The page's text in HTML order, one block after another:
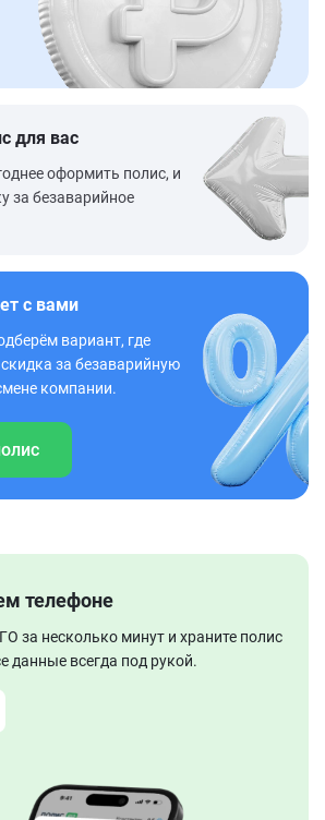
для вас
оформить полис, и
за безаварийное
с вами
вариант, где
за безаварийную
компании.
телефоне
за несколько минут и храните полис
данные всегда под рукой.